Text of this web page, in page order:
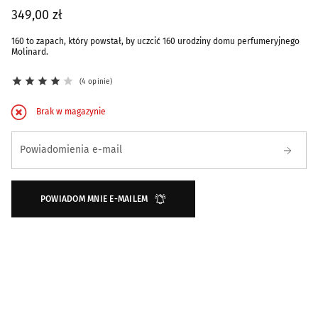
349,00 zł
160 to zapach, który powstał, by uczcić 160 urodziny domu perfumeryjnego
Molinard.
4 opinie
Brak w magazynie
Zapisz się na powiadomienie o dostępności
Powiadomienia e-mail
POWIADOM MNIE E-MAILEM